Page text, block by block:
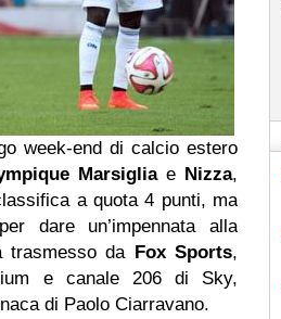
week-end di calcio estero
Marsigliae Nizza,
a quota 4 punti, ma
dare un’impennata alla
trasmesso da Fox Sports,
e canale 206 di Sky,
di Paolo Ciarravano.